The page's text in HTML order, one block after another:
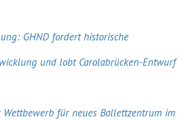
GHND fordert historische
und lobt Carolabrücken-Entwurf
Wettbewerb für neues Ballettzentrum im